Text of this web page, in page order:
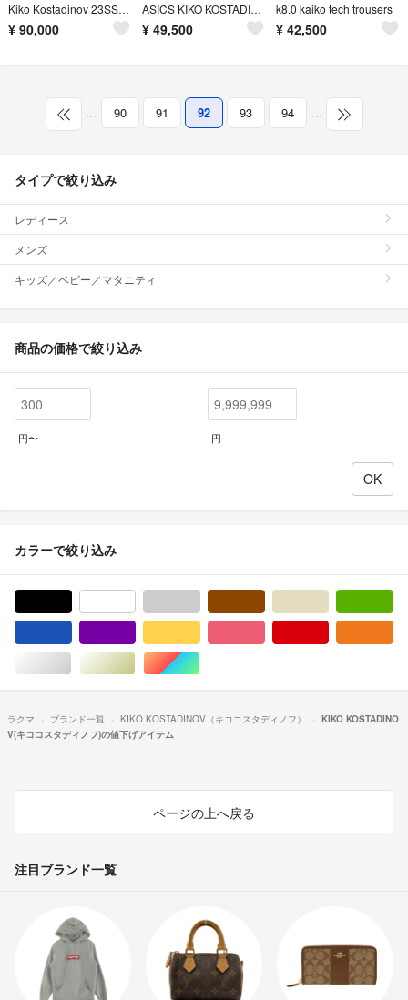
Kiko Kostadinov 23SS KREUK WIDE SHORTS
¥ 90,000
ASICS KIKO KOSTADINOV HYSTERIC GLAMOUR
¥ 49,500
k8.0 kaiko tech trousers
¥ 42,500
… 90 91 92 93 94 …
タイプで絞り込み
レディース
メンズ
キッズ／ベビー／マタニティ
商品の価格で絞り込み
円〜 円
カラーで絞り込み
シルバー/銀色系ゴールド/金色系マルチカラー
ラクマ ブランド一覧 KIKO KOSTADINOV（キココスタディノフ）
KIKO KOSTADINO
V(キココスタディノフ)の値下げアイテム
ページの上へ戻る
注目ブランド一覧